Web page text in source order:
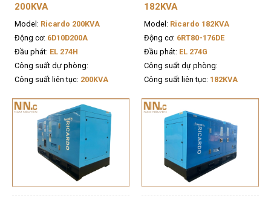
200KVA
Model: Ricardo 200KVA
Động cơ: 6D10D200A
Đầu phát: EL 274H
Công suất dự phòng:
Công suất liên tục: 200KVA
182KVA
Model: Ricardo 182KVA
Động cơ: 6RT80-176DE
Đầu phát: EL 274G
Công suất dự phòng:
Công suất liên tục: 182KVA